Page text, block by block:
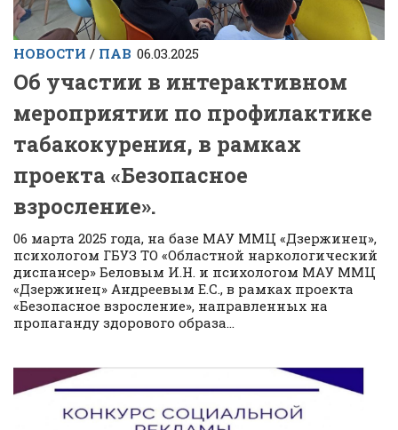
НОВОСТИ / ПАВ 06.03.2025
Об участии в интерактивном
мероприятии по профилактике
табакокурения, в рамках
проекта «Безопасное
взросление».
06 марта 2025 года, на базе МАУ ММЦ «Дзержинец»,
психологом ГБУЗ ТО «Областной наркологический
диспансер» Беловым И.Н. и психологом МАУ ММЦ
«Дзержинец» Андреевым Е.С., в рамках проекта
«Безопасное взросление», направленных на
пропаганду здорового образа...